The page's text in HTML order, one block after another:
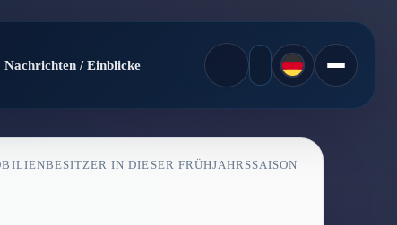
Nachrichten / Einblicke
IN DIESER FRÜHJAHRSSAISON